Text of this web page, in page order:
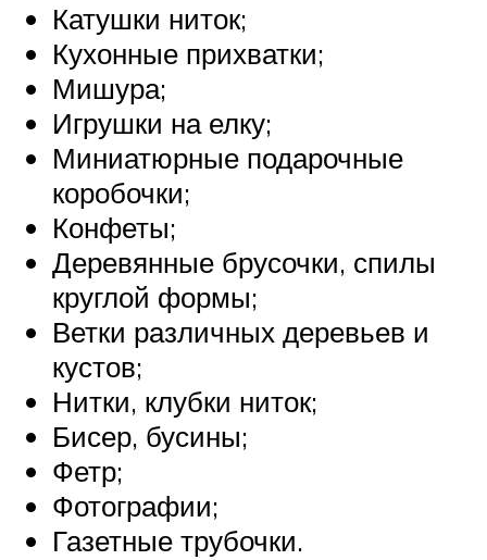
Катушки ниток;
Кухонные прихватки;
Мишура;
Игрушки на елку;
Миниатюрные подарочные
коробочки;
Конфеты;
Деревянные брусочки, спилы
круглой формы;
Ветки различных деревьев и
кустов;
Нитки, клубки ниток;
Бисер, бусины;
Фетр;
Фотографии;
Газетные трубочки.